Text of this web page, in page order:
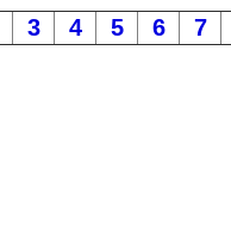
3 4 5 6 7